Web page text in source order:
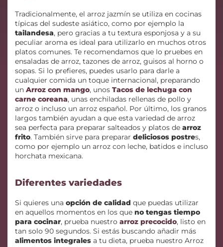
Tradicionalmente, el arroz jazmín se utiliza en cocinas
típicas del sudeste asiático, como por ejemplo la
tailandesa, pero gracias a tu textura esponjosa y a su
peculiar aroma es ideal para utilizarlo en muchos otros
platos comunes. Te recomendamos que lo pruebes en
ensaladas de arroz, tazones de arroz, guisos al horno o
sopas. Si lo prefieres, puedes usarlo para darle a
cualquier comida un toque internacional, preparando
un Arroz con mango, unos Tacos de lechuga con
carne coreana, unas enchiladas rellenas de pollo y
arroz o incluso un arroz español. Por último, los granos
largos también ayudan a que esta variedad de arroz
sea perfecta para preparar salteados y platos de arroz
frito. También sirve para preparar deliciosos postres,
como por ejemplo un arroz con leche, batidos e incluso
horchata mexicana.
Diferentes variedades
Si quieres una opción de calidad que puedas utilizar
en aquellos momentos en los que no tengas tiempo
para cocinar, prueba nuestro arroz precocido, listo en
tan solo 90 segundos. Si estás buscando añadir más
alimentos integrales a tu dieta, prueba nuestro Arroz